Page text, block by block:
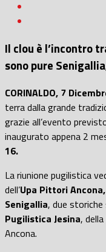
Il clou è l’incontro
sono pure
CORINALDO, 7
terra dalla grande
grazie all’evento
inaugurato appena 2
16.
La riunione pugilistica
dell’Upa Pittori
Senigallia, due
Pugilistica Jesina,
Ancona.